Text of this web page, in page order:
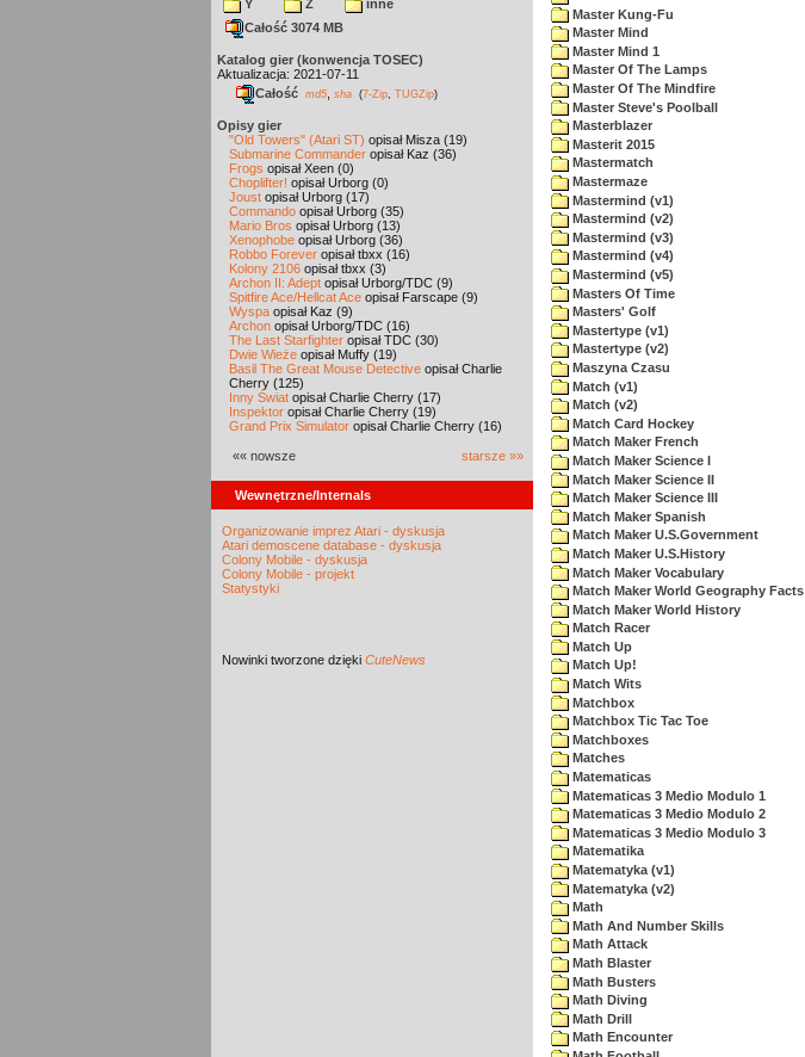
Y
Z
inne
Całość 3074 MB
Katalog gier (konwencja TOSEC)
Aktualizacja: 2021-07-11
Całość md5 sha (7-Zip TUGZip)
Opisy gier
"Old Towers" (Atari ST) opisał Misza (19)
Submarine Commander opisał Kaz (36)
Frogs opisał Xeen (0)
Choplifter! opisał Urborg (0)
Joust opisał Urborg (17)
Commando opisał Urborg (35)
Mario Bros opisał Urborg (13)
Xenophobe opisał Urborg (36)
Robbo Forever opisał tbxx (16)
Kolony 2106 opisał tbxx (3)
Archon II: Adept opisał Urborg/TDC (9)
Spitfire Ace/Hellcat Ace opisał Farscape (9)
Wyspa opisał Kaz (9)
Archon opisał Urborg/TDC (16)
The Last Starfighter opisał TDC (30)
Dwie Wieże opisał Muffy (19)
Basil The Great Mouse Detective opisał Charlie
Cherry (125)
Inny Świat opisał Charlie Cherry (17)
Inspektor opisał Charlie Cherry (19)
Grand Prix Simulator opisał Charlie Cherry (16)
«« nowsze starsze »»
Wewnętrzne/Internals
Organizowanie imprez Atari - dyskusja
Atari demoscene database - dyskusja
Colony Mobile - dyskusja
Colony Mobile - projekt
Statystyki
Nowinki tworzone dzięki CuteNews
Master Kung-Fu
Master Mind
Master Mind 1
Master Of The Lamps
Master Of The Mindfire
Master Steve's Poolball
Masterblazer
Masterit 2015
Mastermatch
Mastermaze
Mastermind (v1)
Mastermind (v2)
Mastermind (v3)
Mastermind (v4)
Mastermind (v5)
Masters Of Time
Masters' Golf
Mastertype (v1)
Mastertype (v2)
Maszyna Czasu
Match (v1)
Match (v2)
Match Card Hockey
Match Maker French
Match Maker Science I
Match Maker Science II
Match Maker Science III
Match Maker Spanish
Match Maker U.S.Government
Match Maker U.S.History
Match Maker Vocabulary
Match Maker World Geography Facts
Match Maker World History
Match Racer
Match Up
Match Up!
Match Wits
Matchbox
Matchbox Tic Tac Toe
Matchboxes
Matches
Matematicas
Matematicas 3 Medio Modulo 1
Matematicas 3 Medio Modulo 2
Matematicas 3 Medio Modulo 3
Matematika
Matematyka (v1)
Matematyka (v2)
Math
Math And Number Skills
Math Attack
Math Blaster
Math Busters
Math Diving
Math Drill
Math Encounter